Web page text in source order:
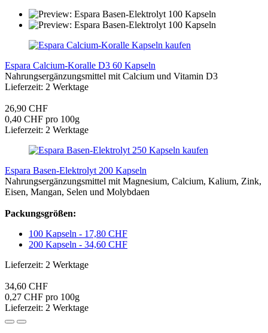
Espara Calcium-Koralle D3 60 Kapseln
Nahrungsergänzungsmittel mit Calcium und Vitamin D3
Lieferzeit: 2 Werktage
26,90 CHF
0,40 CHF pro 100g
Lieferzeit: 2 Werktage
Espara Basen-Elektrolyt 200 Kapseln
Nahrungsergänzungsmittel mit Magnesium, Calcium, Kalium, Zink,
Eisen, Mangan, Selen und Molybdaen
Packungsgrößen:
100 Kapseln - 17,80 CHF
200 Kapseln - 34,60 CHF
Lieferzeit: 2 Werktage
34,60 CHF
0,27 CHF pro 100g
Lieferzeit: 2 Werktage